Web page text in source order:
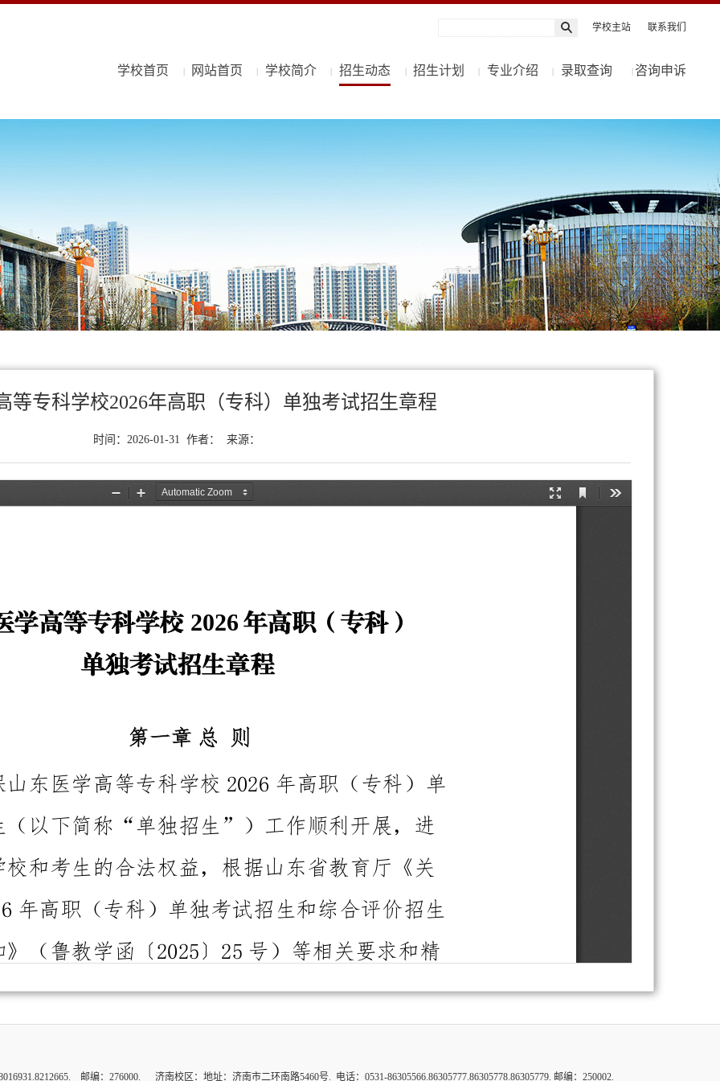
学校主站 联系我们
学校首页 网站首页 学校简介 招生动态 招生计划 专业介绍 录取查询 咨询申诉
等专科学校2026年高职（专科）单独考试招生章程
时间：2026-01-31 作者： 来源：
邮编：276000. 济南校区：地址：济南市二环南路5460号. 电话：0531-86305566.86305777.86305778.86305779. 邮编：250002.